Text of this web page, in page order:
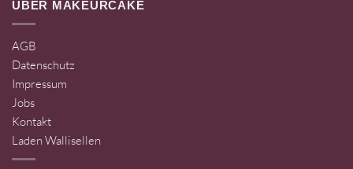
ÜBER MAKEURCAKE
AGB
Datenschutz
Impressum
Jobs
Kontakt
Laden Wallisellen